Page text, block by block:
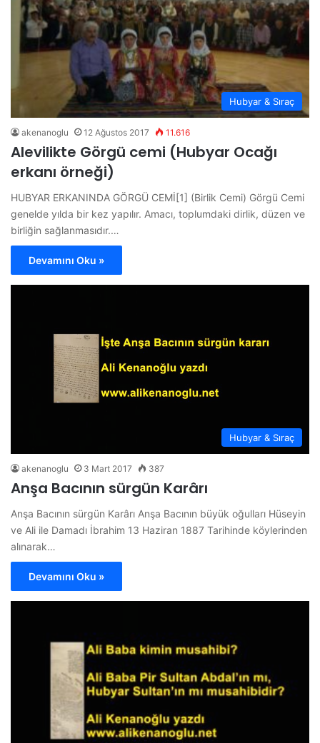
Hubyar & Sıraç
akenanoglu 12 Ağustos 2017 11.616
Alevilikte Görgü cemi (Hubyar Ocağı
erkanı örneği)
HUBYAR ERKANINDA GÖRGÜ CEMİ[1] (Birlik Cemi) Görgü Cemi
genelde yılda bir kez yapılır. Amacı, toplumdaki dirlik, düzen ve
birliğin sağlanmasıdır.…
Devamını Oku »
Hubyar & Sıraç
akenanoglu 3 Mart 2017 387
Anşa Bacının sürgün Karârı
Anşa Bacının sürgün Karârı Anşa Bacının büyük oğulları Hüseyin
ve Ali ile Damadı İbrahim 13 Haziran 1887 Tarihinde köylerinden
alınarak…
Devamını Oku »